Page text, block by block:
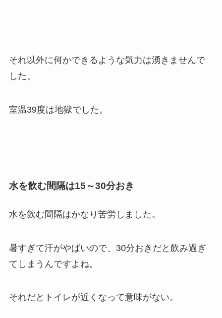
それ以外に何かできるような気力は湧きませんで
した。
室温39度は地獄でした。
水を飲む間隔は15～30分おき
水を飲む間隔はかなり苦労しました。
暑すぎて汗がやばいので、30分おきだと飲み過ぎ
てしまうんですよね。
それだとトイレが近くなって意味がない。